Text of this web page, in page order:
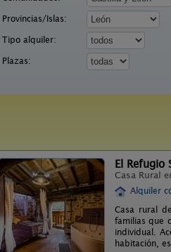
Provincias/Islas:
Tipo alquiler:
Plazas:
El Refugio
Casa Rural
Alquiler
Casa rural
familias que
individual.
habitación,